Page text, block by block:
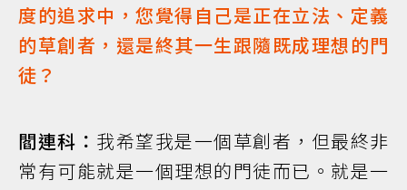
度的追求中，您覺得自己是正在立法、定義
的草創者，還是終其一生跟隨既成理想的門
徒？
閻連科： 我希望我是一個草創者，但最終非
常有可能就是一個理想的門徒而已。就是一